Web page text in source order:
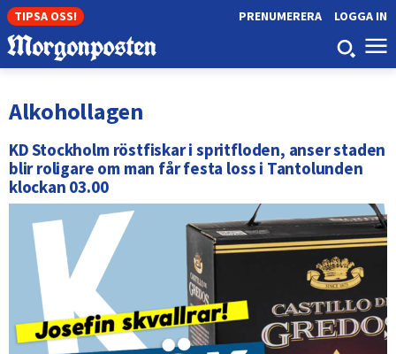
TIPSA OSS! LOGGA IN
PRENUMERERA
Alkohollagen
KD Stockholm röstfiskar i spritfloden, anser staden
blir roligare om man får festa loss i Tantolunden
klockan 03.00